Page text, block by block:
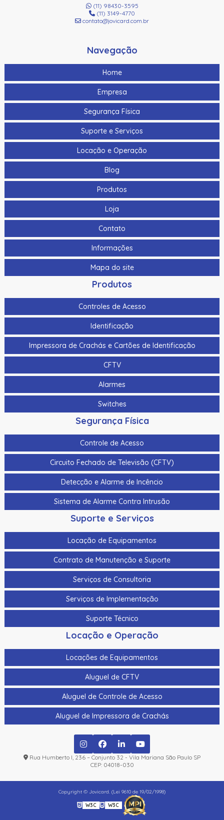
(11) 98430-3595
(11) 3149-4770
contato@jovicard.com.br
Navegação
Home
Empresa
Segurança Física
Suporte e Serviços
Locação e Operação
Blog
Produtos
Loja
Contato
Informações
Mapa do site
Produtos
Controles de Acesso
Identificação
Impressora de Crachás e Cartões de Identificação
CFTV
Alarmes
Switches
Segurança Física
Controle de Acesso
Circuito Fechado de Televisão (CFTV)
Detecção e Alarme de Incêncio
Sistema de Alarme Contra Intrusão
Suporte e Serviços
Locação de Equipamentos
Contrato de Manutenção e Suporte
Serviços de Consultoria
Serviços de Implementação
Suporte Técnico
Locação e Operação
Locações de Equipamentos
Aluguel de CFTV
Aluguel de Controle de Acesso
Aluguel de Impressora de Crachás
Rua Humberto I, 236 – Conjunto 32 - Vila Mariana São Paulo SP
CEP: 04018-030
Copyright © Jovicard. (Lei 9610 de 19/02/1998)
W3C W3C